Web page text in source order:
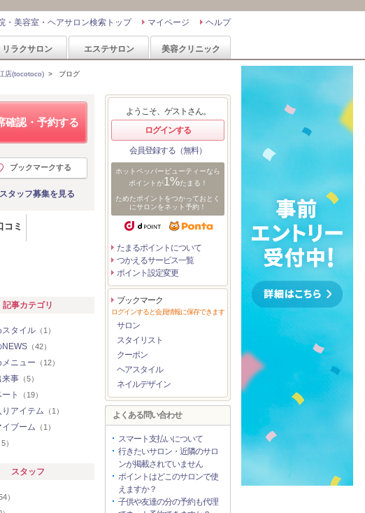
ヘルプ
マイページ
・美容室・ヘアサロン検索トップ
リラクサロン エステサロン 美容クリニック
店(tocotoco) > ブログ
確認・予約する
ブックマークする
スタッフ募集を見る
コミ
記事カテゴリ
スタイル （1）
NEWS （42）
メニュー （12）
来事 （5）
ト （19）
りアイテム （1）
イブーム （1）
5）
スタッフ
）
ようこそ、ゲストさん。
ログインする
会員登録する（無料）
ホットペッパービューティーなら
ポイントが1%たまる！
ためたポイントをつかっておとく
にサロンをネット予約！
たまるポイントについて
つかえるサービス一覧
ポイント設定変更
ブックマーク
ログインすると会員情報に保存できます
サロン
スタイリスト
クーポン
ヘアスタイル
ネイルデザイン
よくある問い合わせ
スマート支払いについて
行きたいサロン・近隣のサロ
ンが掲載されていません
ポイントはどこのサロンで使
えますか？
子供や友達の分の予約も代理